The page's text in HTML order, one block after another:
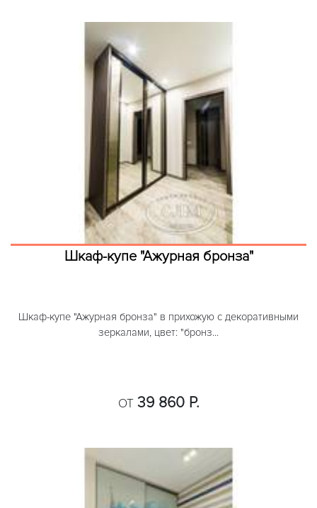
Шкаф-купе "Ажурная бронза"
Шкаф-купе "Ажурная бронза" в прихожую с декоративными
зеркалами, цвет: "бронз...
ОТ 39 860 Р.